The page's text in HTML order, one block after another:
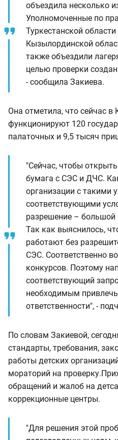
объездила несколько
Уполномоченные по
Туркестанской
Кызылординской
также объездили
целью проверки
- сообщила Закиева.
Она отметила, что сейчас в
функционируют 120
палаточных и 9,5 тысяч
"Сейчас, чтобы
бумага с СЭС и ДЧС.
организации с такими
соответствующими
разрешение – большой
Так как выяснилось,
работают без
СЭС. Соответственно
конкурсов. Поэтому
соответствующий
необходимым привлечь
ответственности", -
По словам Закиевой,
стандарты, требования,
работы детских
мораторий на проверку.
обращений и жалоб на
коррекционные центры.
"Для решения этой